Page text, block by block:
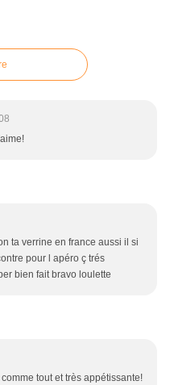
ta verrine en france aussi il si
pour l apéro ç trés
bien fait bravo loulette
tout et très appétissante!